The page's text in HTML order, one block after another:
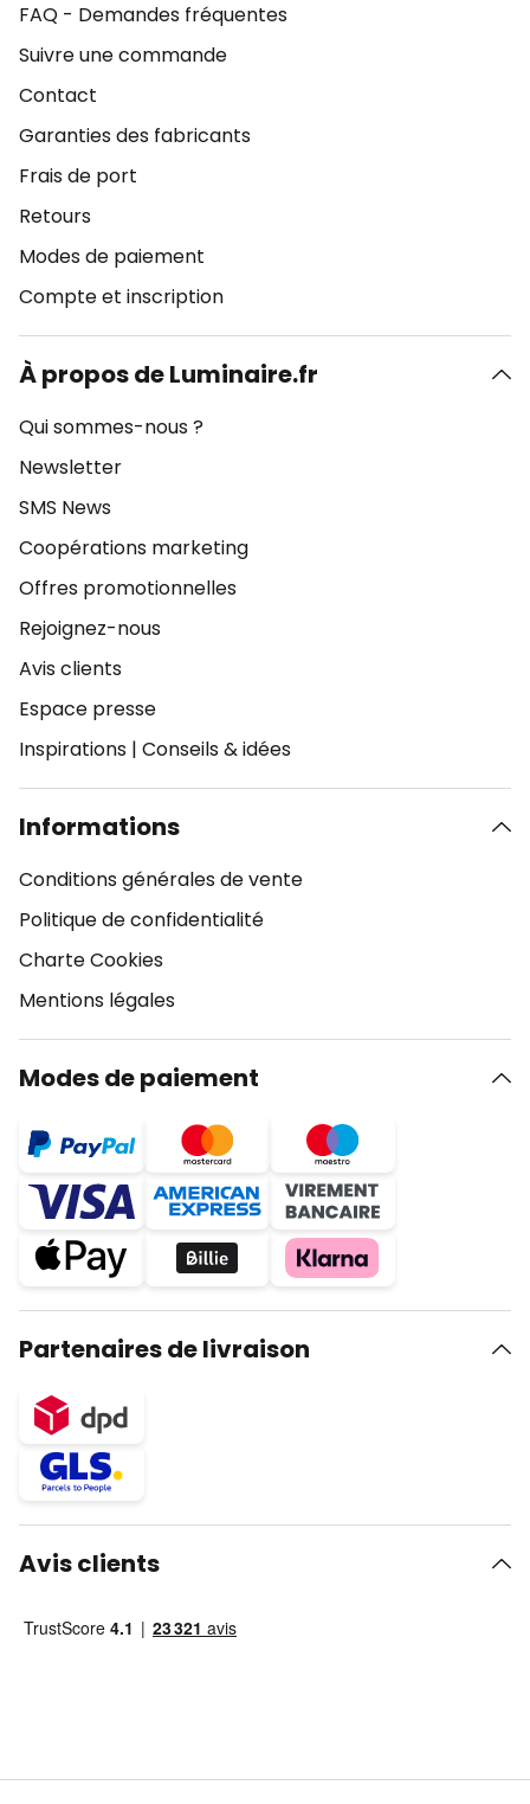
FAQ - Demandes fréquentes
Suivre une commande
Contact
Garanties des fabricants
Frais de port
Retours
Modes de paiement
Compte et inscription
À propos de Luminaire.fr
Qui sommes-nous ?
Newsletter
SMS News
Coopérations marketing
Offres promotionnelles
Rejoignez-nous
Avis clients
Espace presse
Inspirations | Conseils & idées
Informations
Conditions générales de vente
Politique de confidentialité
Charte Cookies
Mentions légales
Modes de paiement
Partenaires de livraison
Avis clients